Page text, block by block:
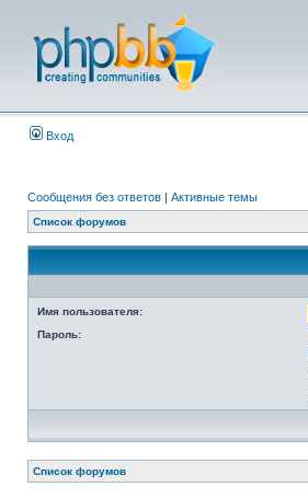
Вход
Сообщения без ответов | Активные темы
Список форумов
Имя пользователя:
Пароль:
Список форумов